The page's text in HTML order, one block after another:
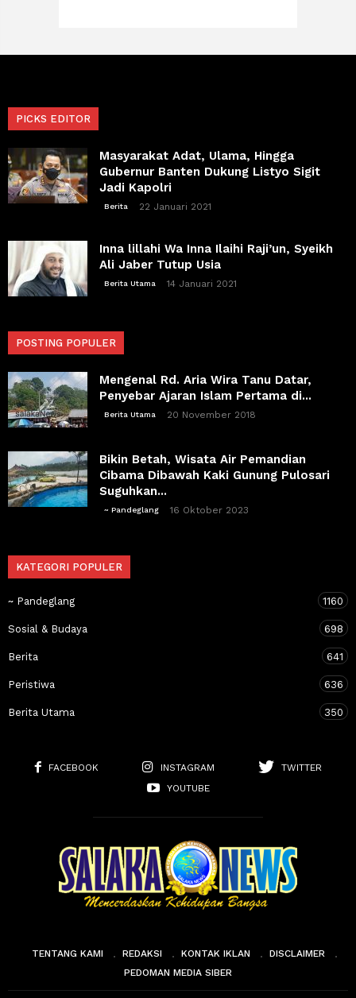
PICKS EDITOR
Masyarakat Adat, Ulama, Hingga
Gubernur Banten Dukung Listyo Sigit
Jadi Kapolri
Berita 22 Januari 2021
Inna lillahi Wa Inna Ilaihi Raji’un, Syeikh
Ali Jaber Tutup Usia
Berita Utama 14 Januari 2021
POSTING POPULER
Mengenal Rd. Aria Wira Tanu Datar,
Penyebar Ajaran Islam Pertama di...
Berita Utama 20 November 2018
Bikin Betah, Wisata Air Pemandian
Cibama Dibawah Kaki Gunung Pulosari
Suguhkan...
~ Pandeglang 16 Oktober 2023
KATEGORI POPULER
~ Pandeglang 1160
Sosial & Budaya 698
Berita 641
Peristiwa 636
Berita Utama 350
FACEBOOK INSTAGRAM
TWITTER
YOUTUBE
TENTANG KAMI REDAKSI KONTAK IKLAN
DISCLAIMER
PEDOMAN MEDIA SIBER